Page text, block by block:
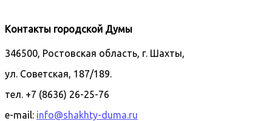
Контакты городской Думы
346500, Ростовская область, г. Шахты,
ул. Советская, 187/189.
тел. +7 (8636) 26-25-76
e-mail: info@shakhty-duma.ru